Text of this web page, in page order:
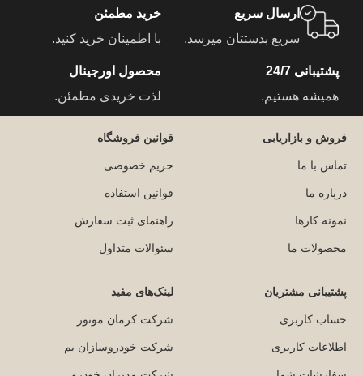
ارسال سریع
سریع بدستتان میرسد.
خرید مطمئن
با اطمینان خرید کنید.
پشتیبانی 24/7
همیشه هستیم.
محصول اورجینال
لذت خریدی مطمئن.
فروش و بازاریابی
تماس با ما
درباره ما
نمونه کارها
محصولات ما
قوانین فروشگاه
حریم خصوصی
قوانین استفاده
راهنمای ثبت سفارش
سئوالات متداول
پشتیبانی مشتریان
حساب کاربری
اطلاعات کاربری
لینک‌های مفید
شرکت کرمان موتور
شرکت خودروسازان بم